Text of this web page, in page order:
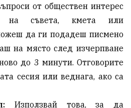
от обществен интерес
на съвета, кмета или
да ги подадеш писмено
на място след изчерпване
до 3 минути. Отговорите
сесия или веднага, ако са
Използвай това, за да